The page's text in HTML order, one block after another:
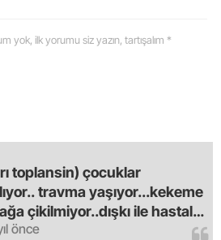
yok, ilk yorumu siz yazın, tartışalım *
önce
toplansin) çocuklar
travma yaşıyor...kekeme
çikilmiyor..dışkı ile hastalık
taksi olmadan eve